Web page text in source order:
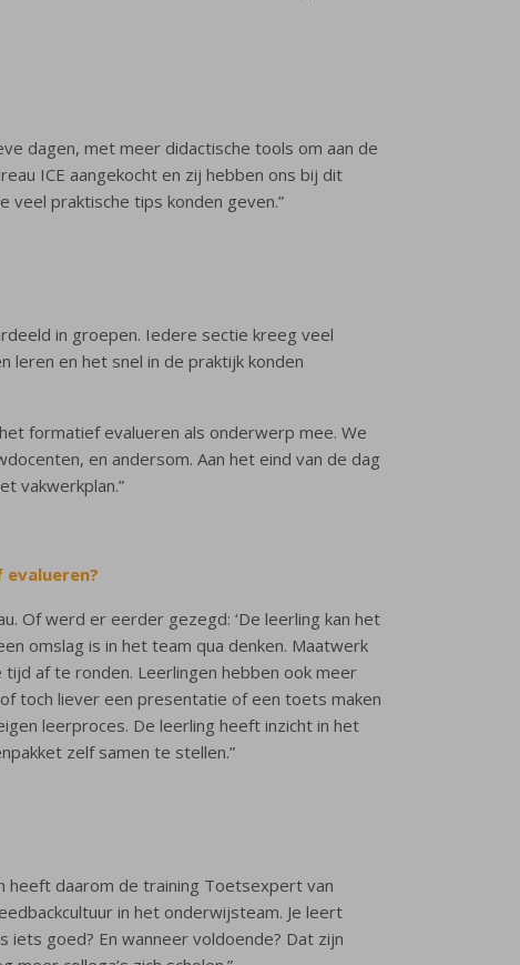
dagen, met meer didactische tools om aan de
ICE aangekocht en zij hebben ons bij dit
veel praktische tips konden geven.”
in groepen. Iedere sectie kreeg veel
leren en het snel in de praktijk konden
formatief evalueren als onderwerp mee. We
en andersom. Aan het eind van de dag
vakwerkplan.”
Of werd er eerder gezegd: ‘De leerling kan het
omslag is in het team qua denken. Maatwerk
af te ronden. Leerlingen hebben ook meer
toch liever een presentatie of een toets maken
leerproces. De leerling heeft inzicht in het
zelf samen te stellen.”
heeft daarom de training Toetsexpert van
in het onderwijsteam. Je leert
iets goed? En wanneer voldoende? Dat zijn